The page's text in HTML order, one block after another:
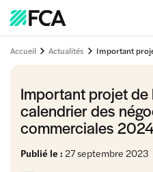
Accueil Actualités
Important projet
calendrier des
commerciales
Publié le : 27 septembre 2023